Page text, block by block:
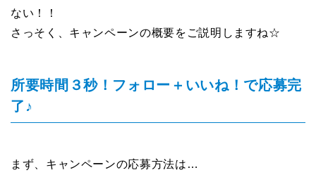
ない！！
さっそく、キャンペーンの概要をご説明しますね☆
所要時間３秒！フォロー＋いいね！で応募完
了♪
まず、キャンペーンの応募方法は…